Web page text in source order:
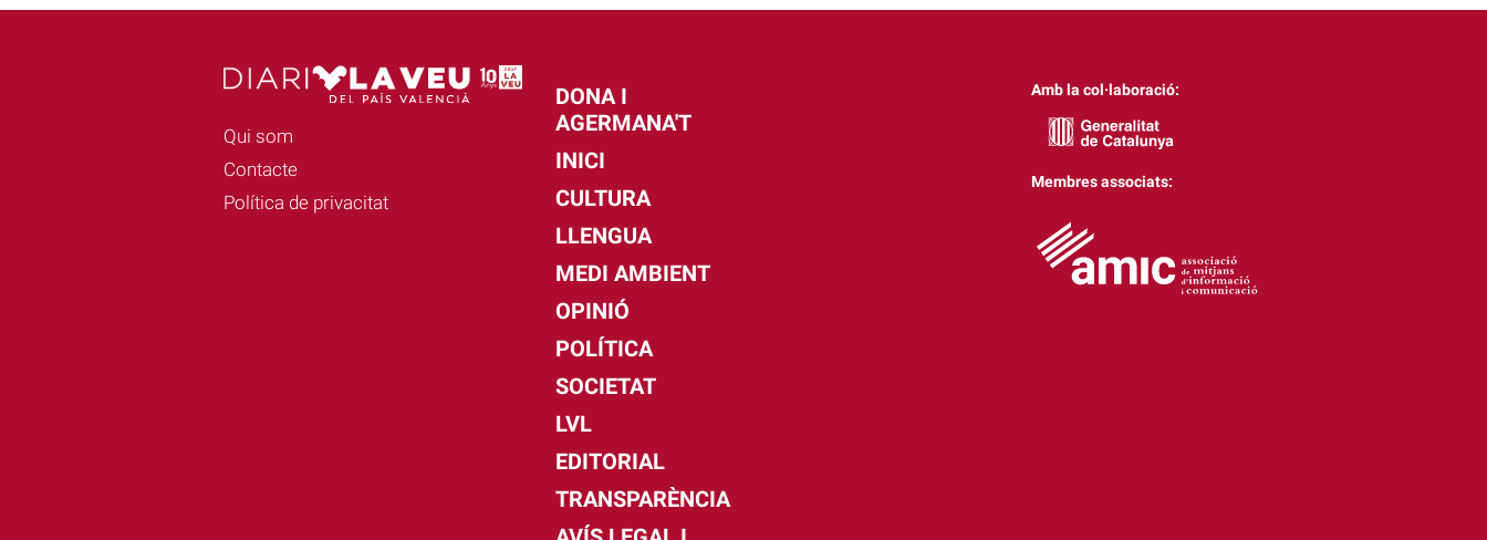
Qui som
Contacte
Política de privacitat
DONA I
AGERMANA'T
INICI
CULTURA
LLENGUA
MEDI AMBIENT
OPINIÓ
POLÍTICA
SOCIETAT
LVL
EDITORIAL
TRANSPARÈNCIA
Amb la col·laboració:
Membres associats: